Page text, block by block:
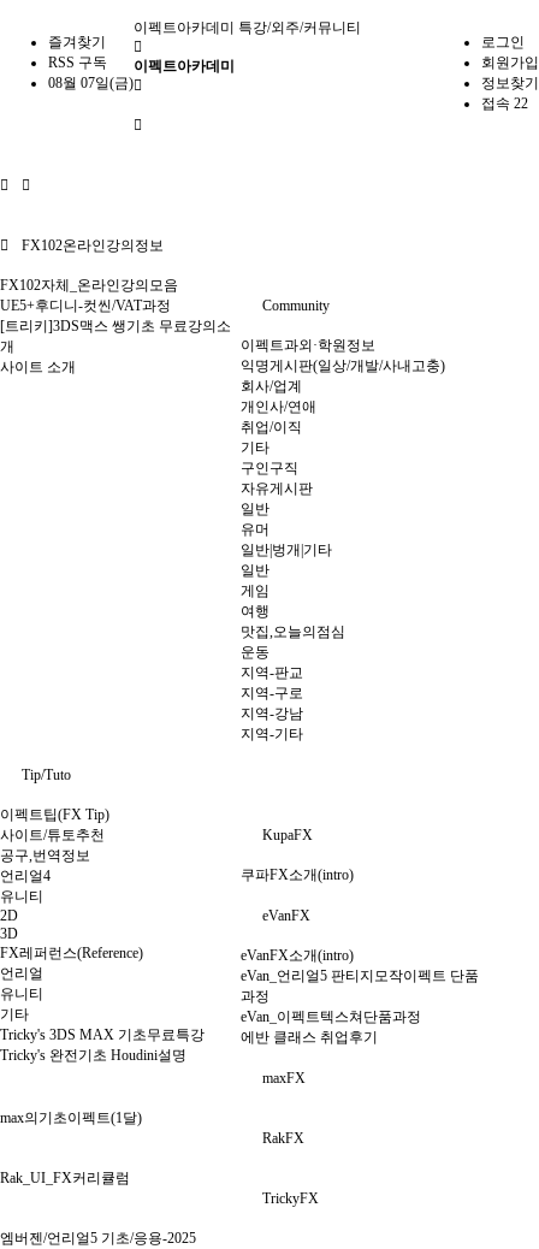
즐겨찾기
RSS 구독
08월 07일(금)
로그인
회원가입
정보찾기
접속 22
이펙트아카데미 특강/외주/커뮤니티
이펙트아카데미
FX102온라인강의정보
FX102자체_온라인강의모음
UE5+후디니-컷씬/VAT과정
[트리키]3DS맥스 쌩기초 무료강의소
개
사이트 소개
Community
이펙트과외·학원정보
익명게시판(일상/개발/사내고충)
회사/업계
개인사/연애
취업/이직
기타
구인구직
자유게시판
일반
유머
일반|벙개|기타
일반
게임
여행
맛집,오늘의점심
운동
지역-판교
지역-구로
지역-강남
지역-기타
Tip/Tuto
이펙트팁(FX Tip)
사이트/튜토추천
공구,번역정보
언리얼4
유니티
2D
3D
FX레퍼런스(Reference)
언리얼
유니티
기타
Tricky's 3DS MAX 기초무료특강
Tricky's 완전기초 Houdini설명
KupaFX
쿠파FX소개(intro)
eVanFX
eVanFX소개(intro)
eVan_언리얼5 판티지모작이펙트 단품
과정
eVan_이펙트텍스쳐단품과정
에반 클래스 취업후기
maxFX
max의기초이펙트(1달)
RakFX
Rak_UI_FX커리큘럼
TrickyFX
엠버젠/언리얼5 기초/응용-2025